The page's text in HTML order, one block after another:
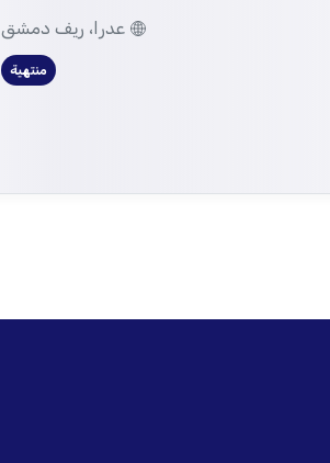
عدرا، ريف دمشق
منتهية